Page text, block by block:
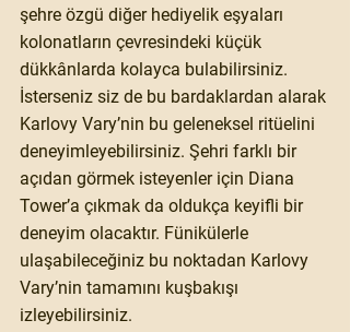
şehre özgü diğer hediyelik eşyaları
kolonatların çevresindeki küçük
dükkânlarda kolayca bulabilirsiniz.
İsterseniz siz de bu bardaklardan alarak
Karlovy Vary’nin bu geleneksel ritüelini
deneyimleyebilirsiniz. Şehri farklı bir
açıdan görmek isteyenler için Diana
Tower’a çıkmak da oldukça keyifli bir
deneyim olacaktır. Fünikülerle
ulaşabileceğiniz bu noktadan Karlovy
Vary’nin tamamını kuşbakışı
izleyebilirsiniz.